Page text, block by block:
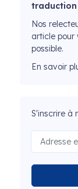
traduction
Nos
article pour
possible.
En savoir
S'inscrire à